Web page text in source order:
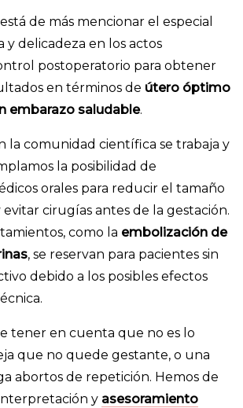
de más mencionar el especial
y delicadeza en los actos
postoperatorio para obtener
en términos de útero óptimo
embarazo saludable.
la comunidad científica se trabaja y
la posibilidad de
orales para reducir el tamaño
evitar cirugías antes de la gestación.
como la embolización de
, se reservan para pacientes sin
debido a los posibles efectos
tener en cuenta que no es lo
que no quede gestante, o una
abortos de repetición. Hemos de
y asesoramiento